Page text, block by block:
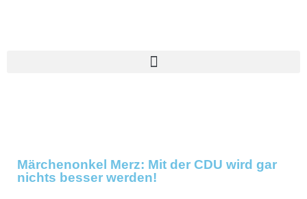
Märchenonkel Merz: Mit der CDU wird gar
nichts besser werden!